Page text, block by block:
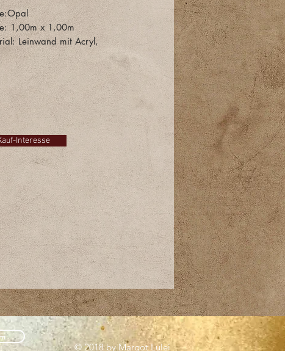
1,00m x 1,00m
Leinwand mit Acryl,
Pouring, Gießharz
am Kauf dieses Bildes?
Sie auf den Button und schreiben
einfach eine E-Mail!
Interesse
© 2018 by Margot Lulei